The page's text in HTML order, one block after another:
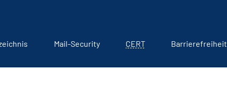
Mail-Security CERT Barrierefreiheit